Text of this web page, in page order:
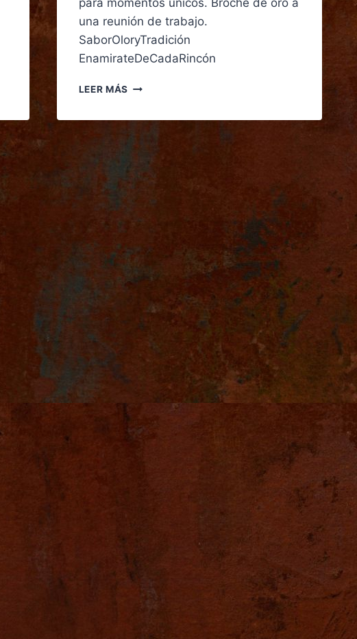
para momentos únicos. Broche de oro a
una reunión de trabajo.
SaborOloryTradición
EnamirateDeCadaRincón
LEER MÁS